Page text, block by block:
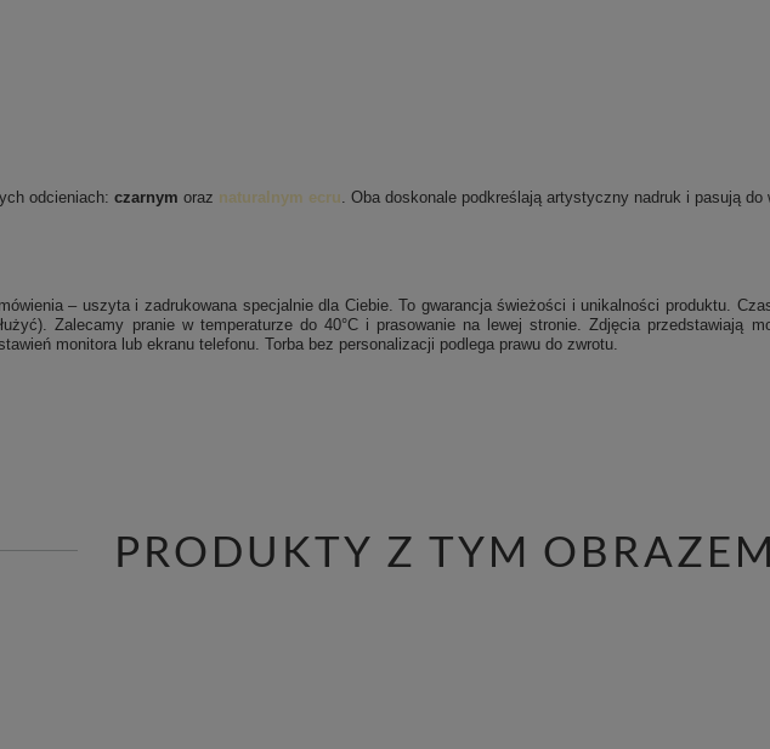
odcieniach: czarnym oraz naturalnym ecru . Oba doskonale podkreślają artystyczny nadruk i pasują
– uszyta i zadrukowana specjalnie dla Ciebie. To gwarancja świeżości i unikalności produktu.
Zalecamy pranie w temperaturze do 40°C i prasowanie na lewej stronie. Zdjęcia przedstawiają
monitora lub ekranu telefonu. Torba bez personalizacji podlega prawu do zwrotu.
PRODUKTY Z TYM OBRAZEM